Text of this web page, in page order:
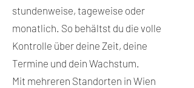
stundenweise, tageweise oder
monatlich. So behältst du die volle
Kontrolle über deine Zeit, deine
Termine und dein Wachstum.
Mit mehreren Standorten in Wien